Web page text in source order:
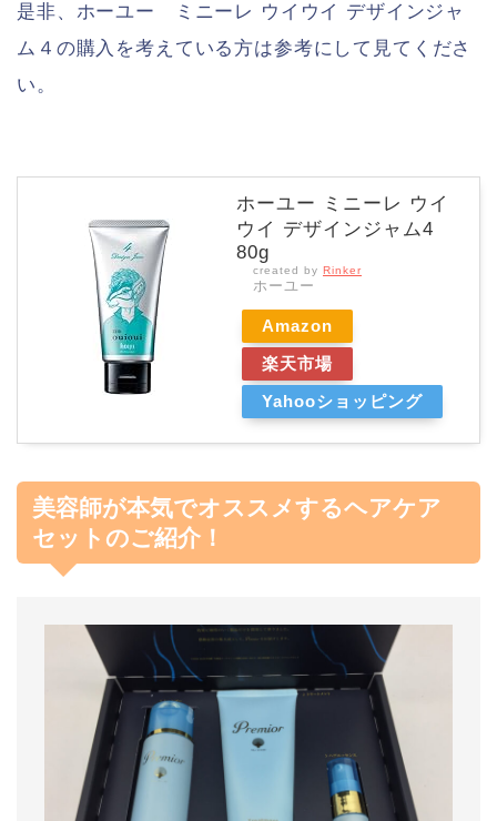
是非、ホーユー ミニーレ ウイウイ デザインジャ
ム４の購入を考えている方は参考にして見てくださ
い。
ホーユー ミニーレ ウイ
ウイ デザインジャム4
80g
created by Rinker
ホーユー
Amazon
楽天市場
Yahooショッピング
美容師が本気でオススメするヘアケア
セットのご紹介！